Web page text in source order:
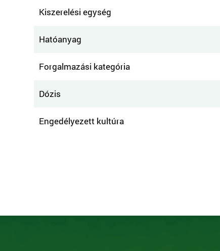
Kiszerelési egység
Hatóanyag
Forgalmazási kategória
Dózis
Engedélyezett kultúra